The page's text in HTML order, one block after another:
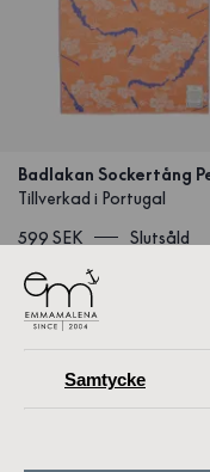
Badlakan Sockertång
Tillverkad i Portugal
599 SEK
Slutsåld
Samtycke